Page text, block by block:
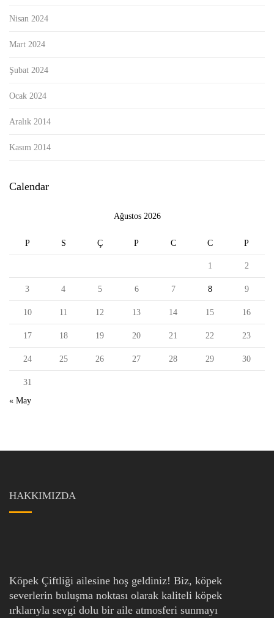
Nisan 2024
Mart 2024
Şubat 2024
Ocak 2024
Aralık 2014
Kasım 2014
Calendar
Ağustos 2026
P S Ç P C C P
1 2
3 4 5 6 7 8 9
10 11 12 13 14 15 16
17 18 19 20 21 22 23
24 25 26 27 28 29 30
31
« May
HAKKIMIZDA
Köpek Çiftliği ailesine hoş geldiniz! Biz, köpek
severlerin buluşma noktası olarak kaliteli köpek
ırklarıyla sevgi dolu bir aile atmosferi sunmayı